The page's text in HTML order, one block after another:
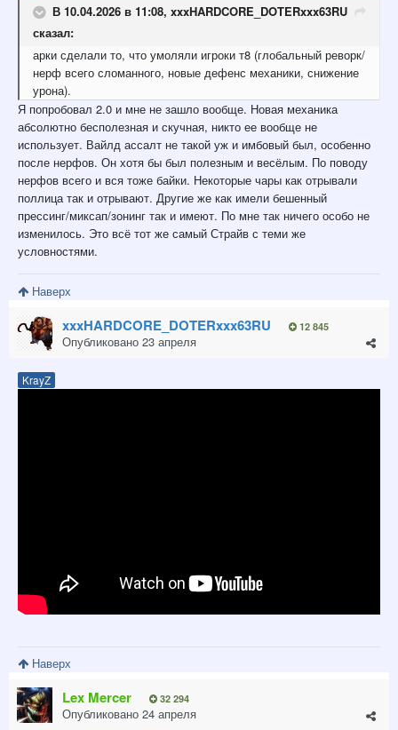
В 10.04.2026 в 11:08, xxxHARDCORE_DOTERxxx63RU
сказал:
арки сделали то, что умоляли игроки т8 (глобальный реворк/
нерф всего сломанного, новые дефенс механики, снижение
урона).
Я попробовал 2.0 и мне не зашло вообще. Новая механика
абсолютно бесполезная и скучная, никто ее вообще не
использует. Вайлд ассалт не такой уж и имбовый был, особенно
после нерфов. Он хотя бы был полезным и весёлым. По поводу
нерфов всего и вся тоже байки. Некоторые чары как отрывали
поллица так и отрывают. Другие же как имели бешенный
прессинг/миксап/зонинг так и имеют. По мне так ничего особо не
изменилось. Это всё тот же самый Страйв с теми же
условностями.
Наверх
xxxHARDCORE_DOTERxxx63RU 12 845
Опубликовано 23 апреля
KrayZ
Наверх
Lex Mercer 32 294
Опубликовано 24 апреля